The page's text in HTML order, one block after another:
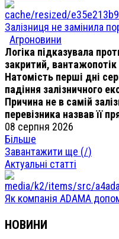
Залізниця не замінила
Агроновини
Логіка підказувала
закритий,
Натомість перші дні
падіння залізничного
Причина не в самій
перевізника назвав її
08 серпня 2026
Більше
Завантажити ще (/)
Актуальні статті
Як компанія ADAMA
НОВИНИ